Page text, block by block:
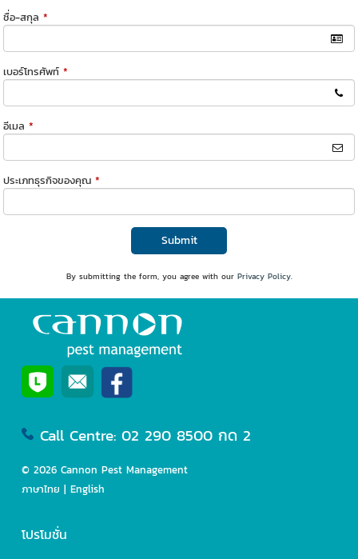
ชื่อ-สกุล *
เบอร์โทรศัพท์ *
อีเมล *
ประเภทธุรกิจของคุณ *
Submit
By submitting the form, you agree with our Privacy Policy.
Call Centre: 02 290 8500 กด 2
© 2026 Cannon Pest Management
ภาษาไทย | English
โปรโมชั่น